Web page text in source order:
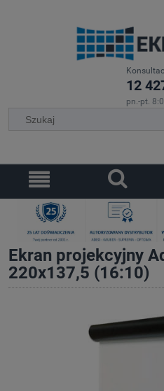
12
pn.-pt.
Ekran projekcyjny
220x137,5 (16:10)